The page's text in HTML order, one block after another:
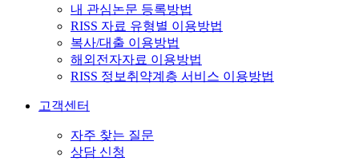
내 관심논문 등록방법
RISS 자료 유형별 이용방법
복사/대출 이용방법
해외전자자료 이용방법
RISS 정보취약계층 서비스 이용방법
고객센터
자주 찾는 질문
상담 신청